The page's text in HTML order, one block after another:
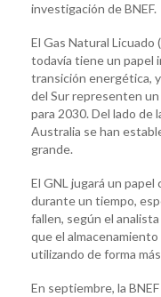
investigación de BNEF.
El Gas Natural Licuado
todavía tiene un papel
transición energética,
del Sur representen
para 2030. Del lado de
Australia se han
grande.
El GNL jugará un
durante un tiempo,
fallen, según el
que el
utilizando de forma
En septiembre, la